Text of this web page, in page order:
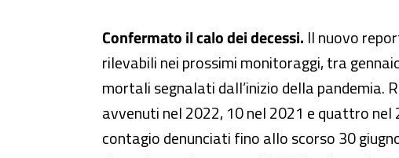
Confermato il calo dei decessi. Il nuovo
rilevabili nei prossimi monitoraggi, tra
mortali segnalati dall’inizio della pandemia.
avvenuti nel 2022, 10 nel 2021 e quattro nel
contagio denunciati fino allo scorso 30